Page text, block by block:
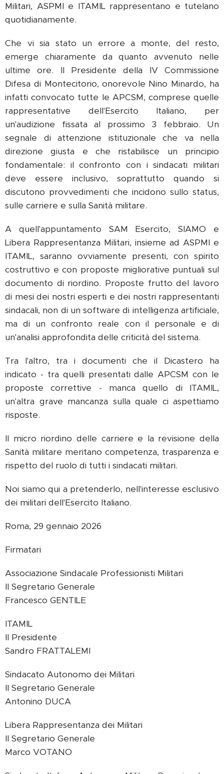
Militari, ASPMI e ITAMIL rappresentano e tutelano
quotidianamente.
Che vi sia stato un errore a monte, del resto,
emerge chiaramente da quanto avvenuto nelle
ultime ore. Il Presidente della IV Commissione
Difesa di Montecitorio, onorevole Nino Minardo, ha
infatti convocato tutte le APCSM, comprese quelle
rappresentative dell'Esercito Italiano, per
un'audizione fissata al prossimo 3 febbraio. Un
segnale di attenzione istituzionale che va nella
direzione giusta e che ristabilisce un principio
fondamentale: il confronto con i sindacati militari
deve essere inclusivo, soprattutto quando si
discutono provvedimenti che incidono sullo status,
sulle carriere e sulla Sanità militare.
A quell'appuntamento SAM Esercito, SIAMO e
Libera Rappresentanza Militari, insieme ad ASPMI e
ITAMIL, saranno ovviamente presenti, con spirito
costruttivo e con proposte migliorative puntuali sul
documento di riordino. Proposte frutto del lavoro
di mesi dei nostri esperti e dei nostri rappresentanti
sindacali, non di un software di intelligenza artificiale,
ma di un confronto reale con il personale e di
un'analisi approfondita delle criticità del sistema.
Tra l'altro, tra i documenti che il Dicastero ha
indicato - tra quelli presentati dalle APCSM con le
proposte correttive - manca quello di ITAMIL,
un'altra grave mancanza sulla quale ci aspettiamo
risposte.
Il micro riordino delle carriere e la revisione della
Sanità militare meritano competenza, trasparenza e
rispetto del ruolo di tutti i sindacati militari.
Noi siamo qui a pretenderlo, nell'interesse esclusivo
dei militari dell'Esercito Italiano.
Roma, 29 gennaio 2026
Firmatari
Associazione Sindacale Professionisti Militari
Il Segretario Generale
Francesco GENTILE
ITAMIL
Il Presidente
Sandro FRATTALEMI
Sindacato Autonomo dei Militari
Il Segretario Generale
Antonino DUCA
Libera Rappresentanza dei Militari
Il Segretario Generale
Marco VOTANO